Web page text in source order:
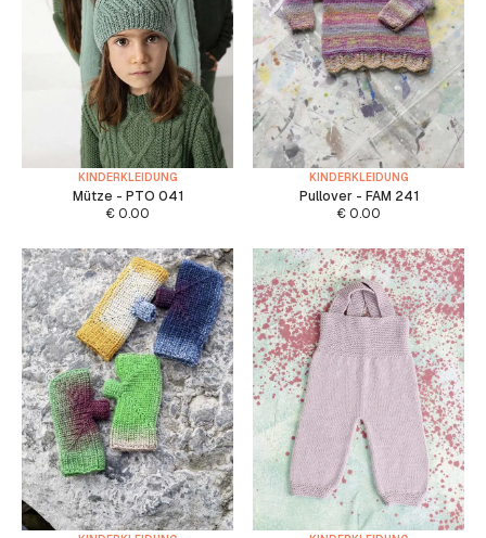
KINDERKLEIDUNG
Mütze - PTO 041
€ 0.00
KINDERKLEIDUNG
Pullover - FAM 241
€ 0.00